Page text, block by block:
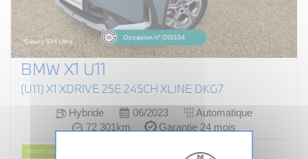
BMW X1 U11
(U11) X1 XDRIVE 25E 245CH XLINE DKG7
Hybride 06/2023
Automatique
72 301km
Garantie 24 mois
PRIX EN BAISSE